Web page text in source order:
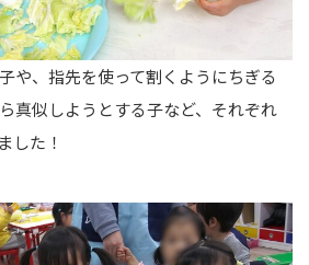
や、指先を使って割くようにちぎる
真似しようとする子など、それぞれ
した！